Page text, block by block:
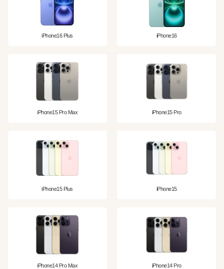
iPhone16 Plus iPhone16
iPhone15 Pro Max iPhone15 Pro
iPhone15 Plus iPhone15
iPhone14 Pro Max iPhone14 Pro